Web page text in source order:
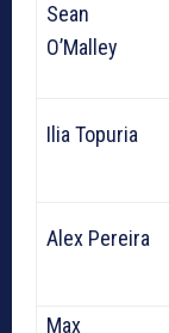
Sean
O’Malley
Ilia Topuria
Alex Pereira
Max